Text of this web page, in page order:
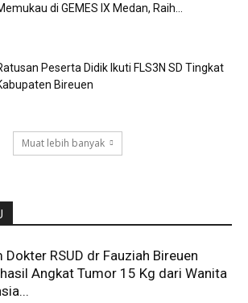
di GEMES IX Medan, Raih...
Peserta Didik Ikuti FLS3N SD Tingkat
Bireuen
Muat lebih banyak
Dokter RSUD dr Fauziah Bireuen
Angkat Tumor 15 Kg dari Wanita